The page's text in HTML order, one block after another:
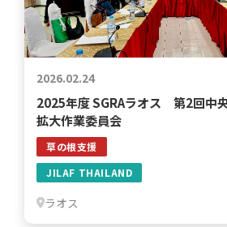
2026.02.24
2025年度 SGRAラオス 第2回中
拡大作業委員会
草の根支援
JILAF THAILAND
ラオス